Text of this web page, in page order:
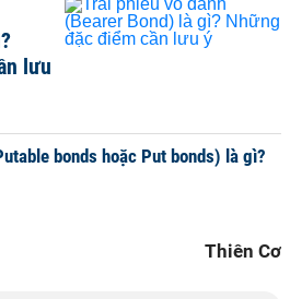
lưu
bonds hoặc Put bonds) là gì?
Thiên Cơ